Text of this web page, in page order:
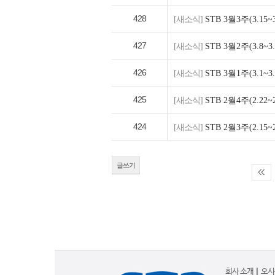
428 [새소식] STB 3월3주
427 [새소식] STB 3월2주
426 [새소식] STB 3월1주
425 [새소식] STB 2월4주
424 [새소식] STB 2월3주
글쓰기
회사 소개 오